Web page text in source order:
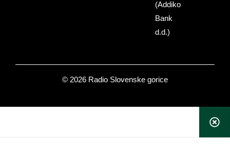
(Addiko
Bank
d.d.)
© 2026 Radio Slovenske gorice